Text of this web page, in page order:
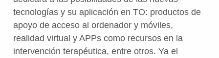
tecnologías y su aplicación en TO: productos de
apoyo de acceso al ordenador y móviles,
realidad virtual y APPs como recursos en la
intervención terapéutica, entre otros. Ya el